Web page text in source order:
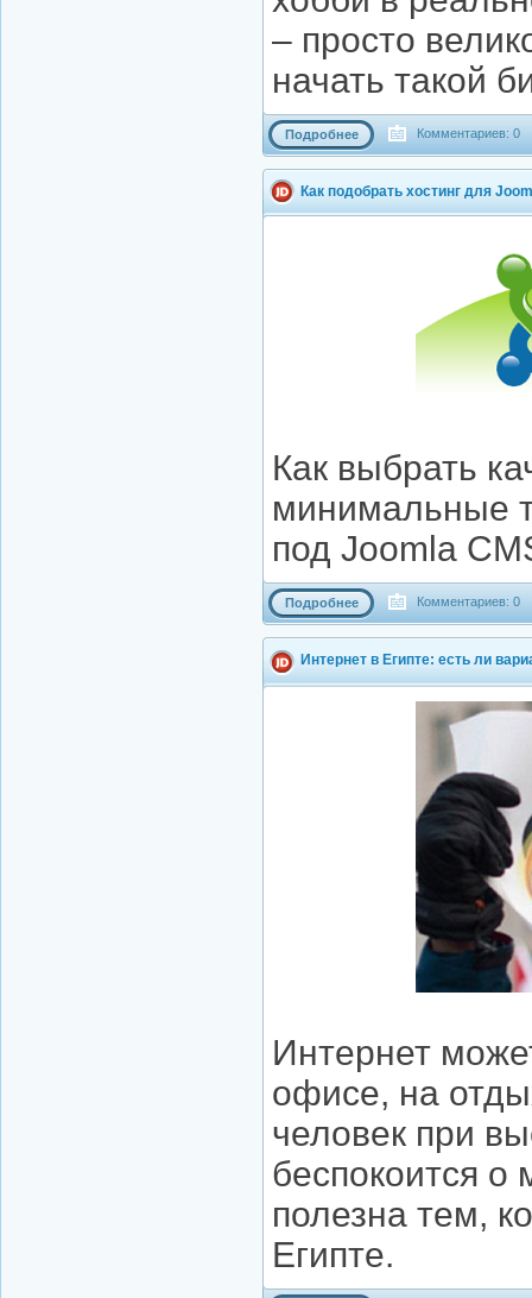
– просто
начать такой
Подробнее Комментариев: 0
Как подобрать хостинг для
Как выбрать
минимальные
под Joomla
Подробнее Комментариев: 0
Интернет в Египте: есть ли
Интернет
офисе, на
человек при
беспокоится о
полезна тем,
Египте.